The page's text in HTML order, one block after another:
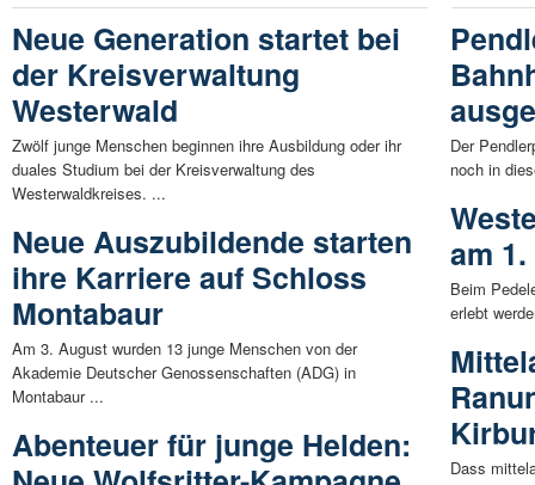
Neue Generation startet bei
der Kreisverwaltung
Westerwald
Zwölf junge Menschen beginnen ihre Ausbildung oder ihr
duales Studium bei der Kreisverwaltung des
Westerwaldkreises. ...
Neue Auszubildende starten
ihre Karriere auf Schloss
Montabaur
Am 3. August wurden 13 junge Menschen von der
Akademie Deutscher Genossenschaften (ADG) in
Montabaur ...
Abenteuer für junge Helden:
Der
noch in
am
Beim
erlebt
Dass